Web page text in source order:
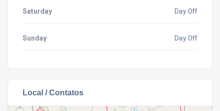
Saturday Day Off
Sunday Day Off
Local / Contatos